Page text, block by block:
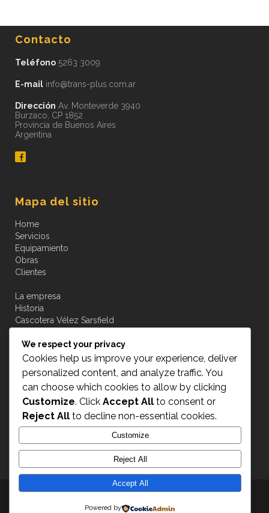
Contacto
Teléfono 5263 3009
E-mail info@trans-plus.com.ar
Dirección Av. Monteverde 3940
Burzaco, CP 1852
Provincia de Buenos Aires
Argentina
Mapa del sitio
Home
Servicios
Equipamiento
Obras
Clientes
La empresa
Historia
Cascotera Vélez Sarsfield
Contacto
Acceso a transportistas
INGRESAR
We respect your privacy
Cookies help us improve your experience, deliver
personalized content, and analyze traffic. You
can choose which cookies to allow by clicking
Customize. Click Accept All to consent or
Reject All to decline non-essential cookies.
Customize
Reject All
Accept All
Powered by